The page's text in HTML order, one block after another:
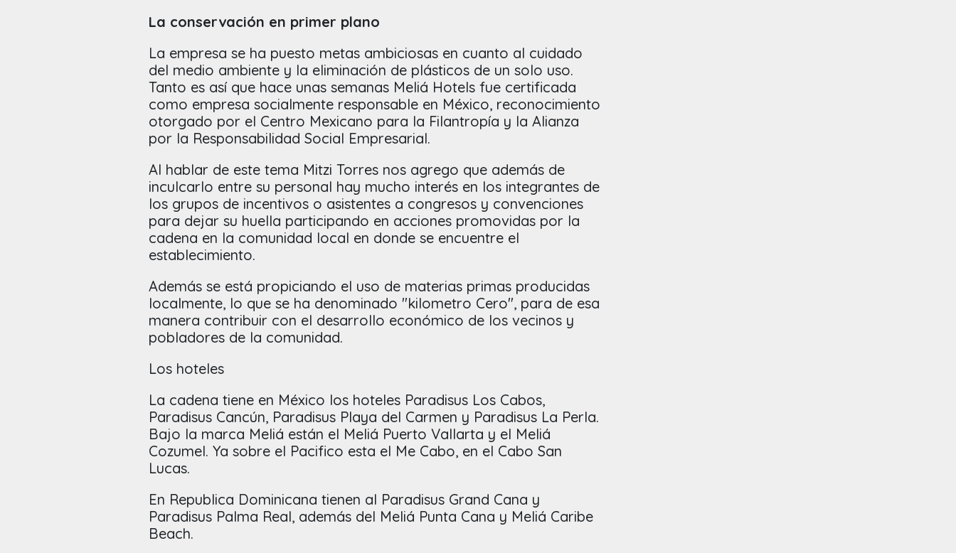
La conservación en primer plano
La empresa se ha puesto metas ambiciosas en cuanto al cuidado
del medio ambiente y la eliminación de plásticos de un solo uso.
Tanto es así que hace unas semanas Meliá Hotels fue certificada
como empresa socialmente responsable en México, reconocimiento
otorgado por el Centro Mexicano para la Filantropía y la Alianza
por la Responsabilidad Social Empresarial.
Al hablar de este tema Mitzi Torres nos agrego que además de
inculcarlo entre su personal hay mucho interés en los integrantes de
los grupos de incentivos o asistentes a congresos y convenciones
para dejar su huella participando en acciones promovidas por la
cadena en la comunidad local en donde se encuentre el
establecimiento.
Además se está propiciando el uso de materias primas producidas
localmente, lo que se ha denominado "kilometro Cero", para de esa
manera contribuir con el desarrollo económico de los vecinos y
pobladores de la comunidad.
Los hoteles
La cadena tiene en México los hoteles Paradisus Los Cabos,
Paradisus Cancún, Paradisus Playa del Carmen y Paradisus La Perla.
Bajo la marca Meliá están el Meliá Puerto Vallarta y el Meliá
Cozumel. Ya sobre el Pacifico esta el Me Cabo, en el Cabo San
Lucas.
En Republica Dominicana tienen al Paradisus Grand Cana y
Paradisus Palma Real, además del Meliá Punta Cana y Meliá Caribe
Beach.